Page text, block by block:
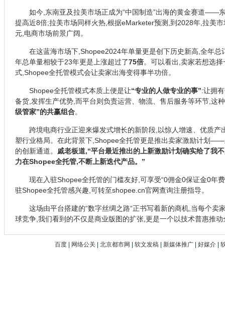
如今,东南亚及拉美市场正成为“中国制造”出海的黄金赛道——
提高近8倍;拉美市场同样火热,根据eMarketer预测,到2028年,拉美
元,电商市场前景广阔。
在这蓝海市场下,Shopee2024年单量更是创下历史新高,全年总
年总单量相较于23年更是上涨超过了75倍。可以看出,卖家若想选
式,Shopee全托管模式会让卖家出海变得事半功倍。
Shopee全托管模式本质上便是让“专业的人做专业的事”:让拥
备货,发挥生产优势,而平台则负责运营、物流、售后服务等环节,这
级管家”的共赢组合。
跨境电商行业正迎来爆发式增长的新阶段,以惊人增速、优质产
塑行业格局。在此背景下,Shopee全托管更是推出卖家激励计划
的创新通道。 戚老板道,“平台最近推出的上新激励计划确实给了我
力在Shopee全托管,不断上新迭代产品。”
现在入驻Shopee全托管的门槛友好,可享受“0佣金0保证金0年
驻Shopee全托管感兴趣,可转至shopee.cn官网查询注册指导。
这场由平台搭建的“数字丝绸之路“正书写着新的商机,当每个卖
球竞争,我们看到的不仅是商业版图的扩张,更是一个以技术普惠推
百度 网络公关 北京都市网 软文发稿 新媒体推广 好媒介